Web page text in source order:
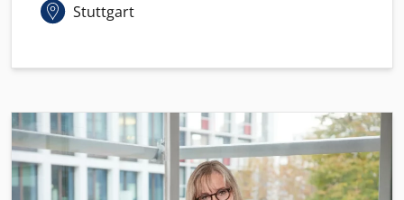
Stuttgart